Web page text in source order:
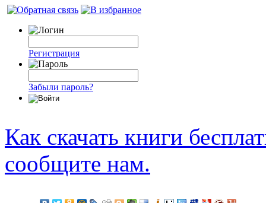
Регистрация
Забыли пароль?
Как скачать книги
сообщите нам.